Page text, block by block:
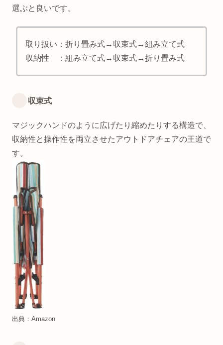
選ぶと良いです。
取り扱い：折り畳み式→収束式→組み立て式
収納性 ：組み立て式→収束式→折り畳み式
収束式
マジックハンドのように広げたり縮めたりする構造で、
収納性と操作性を両立させたアウトドアチェアの王道で
す。
出典：Amazon